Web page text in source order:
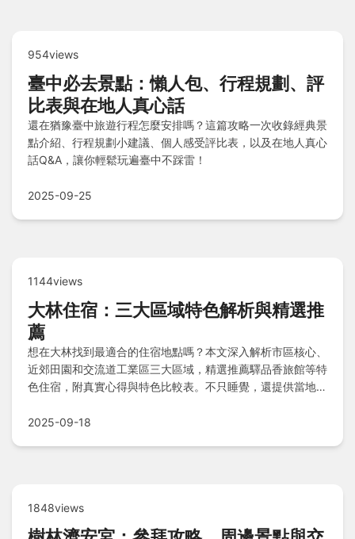
954views
臺中必去景點：懶人包、行程規劃、評
比表與在地人真心話
還在猶豫臺中旅遊行程怎麼安排嗎？這篇攻略一次收錄經典景
點介紹、行程規劃小建議、個人感受評比表，以及在地人真心
話Q&A，讓你輕鬆玩遍臺中不踩雷！
2025-09-25
1144views
大林住宿：三大區域特色解析與精選推
薦
想在大林找到最適合的住宿地點嗎？本文深入解析市區核心、
近郊田園和交流道工業區三大區域，精選推薦驛品香旅館等特
色住宿，附真實心得與特色比較表。不只睡覺，還提供當地體
美旅程！
2025-09-18
1848views